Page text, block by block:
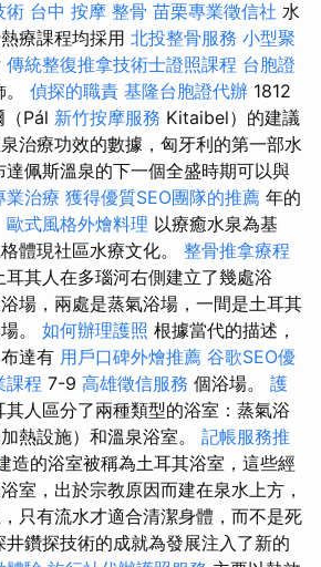
術 台中 按摩 整骨 苗栗專業徵信社 水
療課程均採用 北投整骨服務 小型聚
傳統整復推拿技術士證照課程 台胞證
偵探的職責 基隆台胞證代辦 1812
（Pál 新竹按摩服務 Kitaibel）的建議
治療功效的數據，匈牙利的第一部水
佩斯溫泉的下一個全盛時期可以與
業治療 獲得優質SEO團隊的推薦 年的
歐式風格外燴料理 以療癒水泉為基
體現社區水療文化。 整骨推拿療程
耳其人在多瑙河右側建立了幾處浴
場，兩處是蒸氣浴場，一間是土耳其
。 如何辦理護照 根據當代的描述，
達有 用戶口碑外燴推薦 谷歌SEO優
課程 7-9 高雄徵信服務 個浴場。 護
其人區分了兩種類型的浴室：蒸氣浴
熱設施）和溫泉浴室。 記帳服務推
造的浴室被稱為土耳其浴室，這些經
室，出於宗教原因而建在泉水上方，
只有流水才適合清潔身體，而不是死
鑽探技術的成就為發展注入了新的